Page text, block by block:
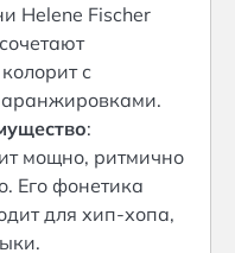
Helene Fischer
с
:
мощно, ритмично
Его фонетика
для хип-хопа,